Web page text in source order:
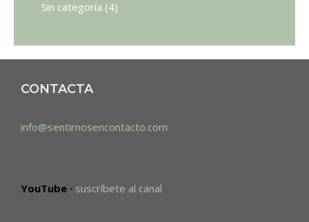
Sin categoría (4)
CONTACTA
info@sentirnosencontacto.com
YouTube · suscríbete al canal